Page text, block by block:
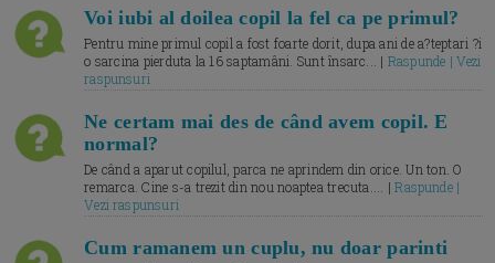
Voi iubi al doilea copil la fel ca pe primul?
Pentru mine primul copil a fost foarte dorit, dupa ani de a?teptari ?i
o sarcina pierduta la 16 saptamâni. Sunt însarc... | Raspunde | Vezi
raspunsuri
Ne certam mai des de când avem copil. E
normal?
De când a aparut copilul, parca ne aprindem din orice. Un ton. O
remarca. Cine s-a trezit din nou noaptea trecuta.... |Raspunde |
Vezi raspunsuri
Cum ramanem un cuplu, nu doar parinti